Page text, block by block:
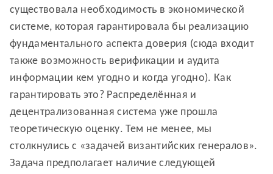
существовала необходимость в экономической
системе, которая гарантировала бы реализацию
фундаментального аспекта доверия (сюда входит
также возможность верификации и аудита
информации кем угодно и когда угодно). Как
гарантировать это? Распределённая и
децентрализованная система уже прошла
теоретическую оценку. Тем не менее, мы
столкнулись с «задачей византийских генералов».
Задача предполагает наличие следующей